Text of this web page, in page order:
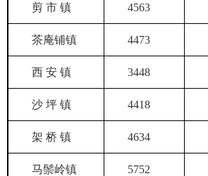
剪 市 镇 4563
茶庵铺镇 4473
西 安 镇 3448
沙 坪 镇 4418
架 桥 镇 4634
马鬃岭镇 5752